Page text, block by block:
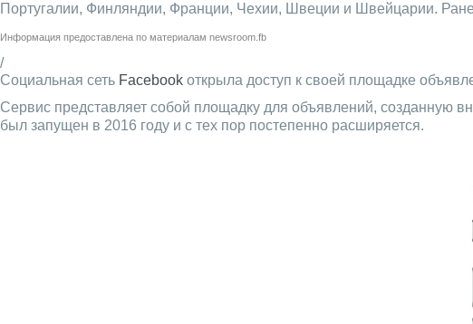
Португалии, Финляндии, Франции, Чехии, Швеции и Швейцарии.
Информация предоставлена по материалам newsroom.fb
/
Социальная сеть Facebook открыла доступ к своей площадке
Сервис представляет собой площадку для объявлений, созданную
был запущен в 2016 году и с тех пор постепенно расширяется.